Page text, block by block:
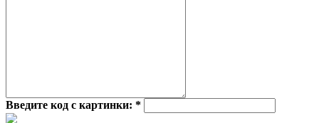
Введите код с картинки: *